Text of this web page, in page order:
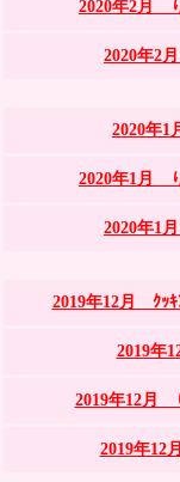
2020年2月
2020年2
2020年
2020年1月
2020年1
2019年12月 ｸｯｷ
2019年
2019年12月
2019年12